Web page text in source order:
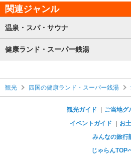
関連ジャンル
温泉・スパ・サウナ
健康ランド・スーパー銭湯
観光 四国の健康ランド・スーパー銭湯
観光ガイド
ご当地グ
イベントガイド
お
みんなの旅行
じゃらんTOP